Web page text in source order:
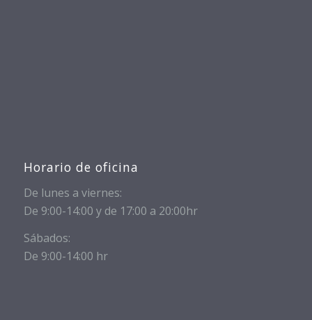
Horario de oficina
De lunes a viernes:
De 9:00-14:00 y de 17:00 a 20:00hr
Sábados:
De 9:00-14:00 hr